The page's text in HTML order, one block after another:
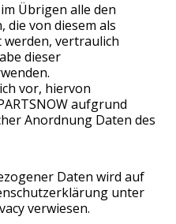
Übrigen alle den
von diesem als
vertraulich
dieser
vor, hiervon
aufgrund
Anordnung Daten des
Daten wird auf
unter
verwiesen.